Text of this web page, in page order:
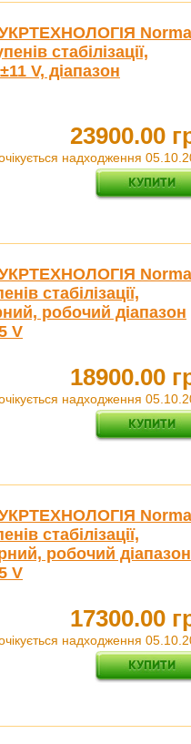
УКРТЕХНОЛОГІЯ Norma
стабілізації,
V, діапазон
23900.00
надходження
УКРТЕХНОЛОГІЯ Norma
стабілізації,
робочий діапазон
V
18900.00
надходження
УКРТЕХНОЛОГІЯ Norma
стабілізації,
робочий діапазон
V
17300.00
надходження